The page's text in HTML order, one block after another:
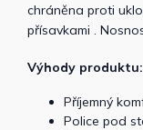
chráněna proti
přísavkami .
Výhody produktu:
Příjemný
Police pod